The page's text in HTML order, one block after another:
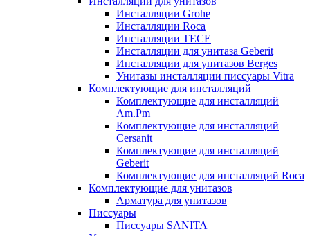
Инсталляции Grohe
Инсталляции Roca
Инсталляции TECE
Инсталляции для унитаза Geberit
Инсталляции для унитазов Berges
Унитазы инсталляции писсуары Vitra
Комплектующие для инсталляций
Комплектующие для инсталляций
Am.Pm
Комплектующие для инсталляций
Cersanit
Комплектующие для инсталляций
Geberit
Комплектующие для инсталляций Roca
Комплектующие для унитазов
Арматура для унитазов
Писсуары
Писсуары SANITA